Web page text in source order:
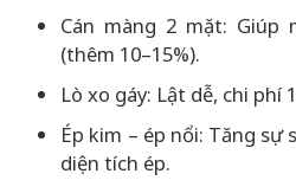
Cán màng 2 mặt: Giúp
(thêm 10–15%).
Lò xo gáy: Lật dễ, chi phí
Ép kim – ép nổi: Tăng
diện tích ép.